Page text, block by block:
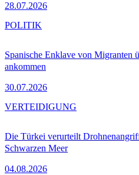
28.07.2026
Spanische Enklave von Migranten
ankommen
30.07.2026
POLITIK
Die Türkei verurteilt
Schwarzen Meer
04.08.2026
VERTEIDIGUNG